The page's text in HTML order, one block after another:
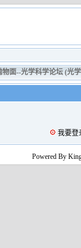
面--光学科学论坛 (光
我要登
Powered By